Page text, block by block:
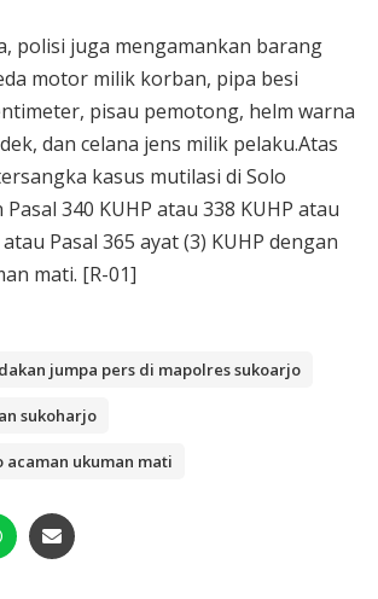
polisi juga mengamankan barang
motor milik korban, pipa besi
pisau pemotong, helm warna
dan celana jens milik pelaku.Atas
kasus mutilasi di Solo
340 KUHP atau 338 KUHP atau
Pasal 365 ayat (3) KUHP dengan
mati. [R-01]
jumpa pers di mapolres sukoarjo
sukoharjo
acaman ukuman mati